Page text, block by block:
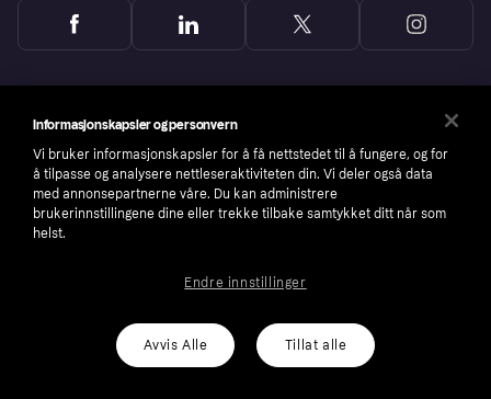
number: 556737-0431
Cookies Klarna.com
Informasjonskapsler og personvern
Vi bruker informasjonskapsler for å få nettstedet til å fungere, og for
å tilpasse og analysere nettleseraktiviteten din. Vi deler også data
med annonsepartnerne våre. Du kan administrere
brukerinnstillingene dine eller trekke tilbake samtykket ditt når som
helst.
Avvis Alle Tillat alle
Endre innstillinger